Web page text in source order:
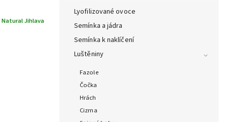
Lyofilizované ovoce
Semínka a jádra
Semínka k naklíčení
Luštěniny
Fazole
Čočka
Hrách
Cizrna
Natural Jihlava